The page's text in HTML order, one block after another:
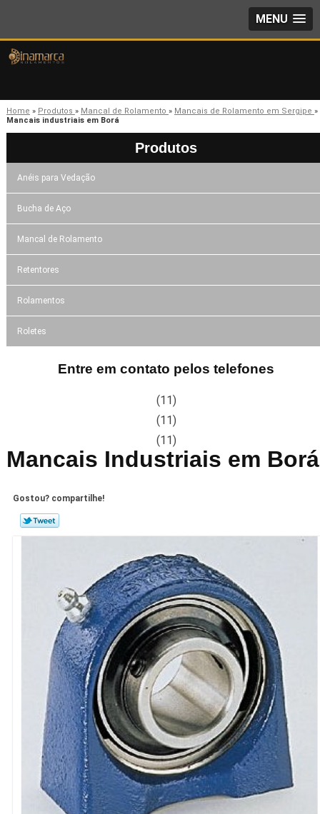
MENU
Home » Produtos » Mancal de Rolamento » Mancais de Rolamento em Sergipe »
Mancais industriais em Borá
Produtos
Anéis para Vedação
Bucha de Aço
Mancal de Rolamento
Retentores
Rolamentos
Roletes
Entre em contato pelos telefones
(11)
(11)
(11)
Mancais Industriais em Borá
Gostou? compartilhe!